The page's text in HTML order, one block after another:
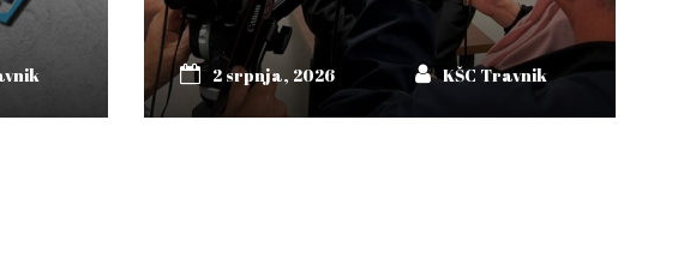
2 srpnja, 2026 KŠC Travnik